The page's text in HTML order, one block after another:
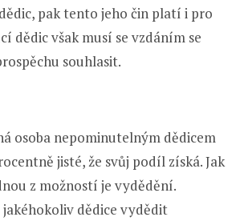
pak tento jeho čin platí i pro
dědic však musí se vzdáním se
souhlasit.
osoba nepominutelným dědicem
jisté, že svůj podíl získá. Jak
z možností je vydědění.
dědice vydědit